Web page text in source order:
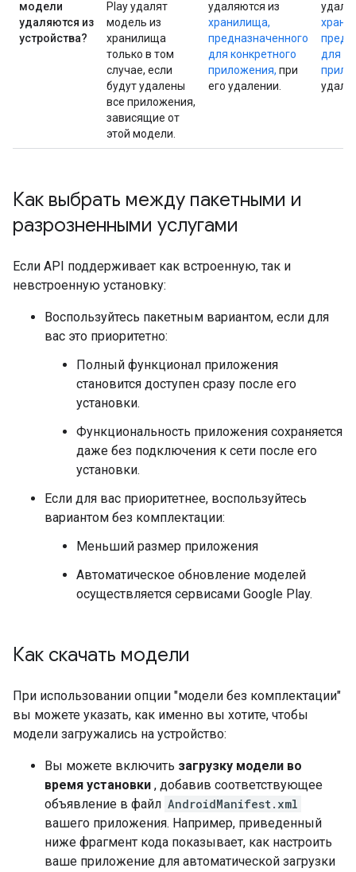
модели
удаляются из
устройства?
Play удалят
модель из
хранилища
только в том
случае, если
будут удалены
все приложения,
зависящие от
этой модели.
удаляются из
хранилища,
предназначенного
для конкретного
приложения, при
его удалении.
для
Как выбрать между пакетными и
разрозненными услугами
Если API поддерживает как встроенную, так и
невстроенную установку:
Воспользуйтесь пакетным вариантом, если для
вас это приоритетно:
Полный функционал приложения
становится доступен сразу после его
установки.
Функциональность приложения сохраняется
даже без подключения к сети после его
установки.
Если для вас приоритетнее, воспользуйтесь
вариантом без комплектации:
Меньший размер приложения
Автоматическое обновление моделей
осуществляется сервисами Google Play.
Как скачать модели
При использовании опции "модели без комплектации"
вы можете указать, как именно вы хотите, чтобы
модели загружались на устройство:
Вы можете включить загрузку модели во
время установки , добавив соответствующее
объявление в файл AndroidManifest.xml
вашего приложения. Например, приведенный
ниже фрагмент кода показывает, как настроить
ваше приложение для автоматической загрузки